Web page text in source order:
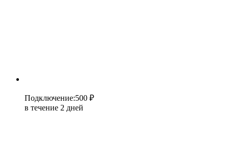
Подключение:500 ₽
в течение 2 дней